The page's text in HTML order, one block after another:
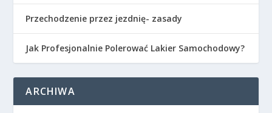
Przechodzenie przez jezdnię- zasady
Jak Profesjonalnie Polerować Lakier Samochodowy?
ARCHIWA